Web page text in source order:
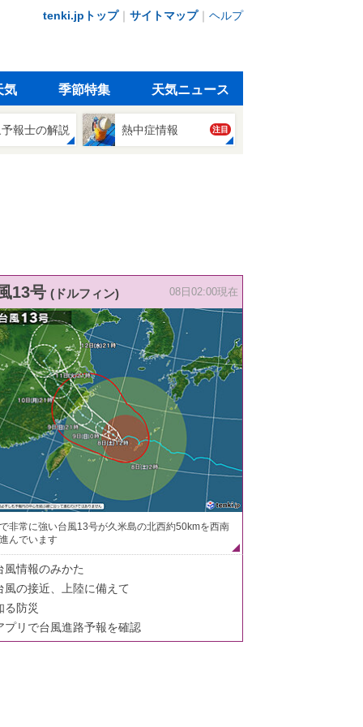
tenki.jpトップ｜ サイトマップ｜ ヘルプ
気 季節特集 天気ニュース
報士の解説 熱中症情報 注目
13号 (ドルフィン) 08日02:00現在
非常に強い台風13号が久米島の北西約50kmを西南
んでいます
風情報のみかた
風の接近、上陸に備えて
る防災
プリで台風進路予報を確認